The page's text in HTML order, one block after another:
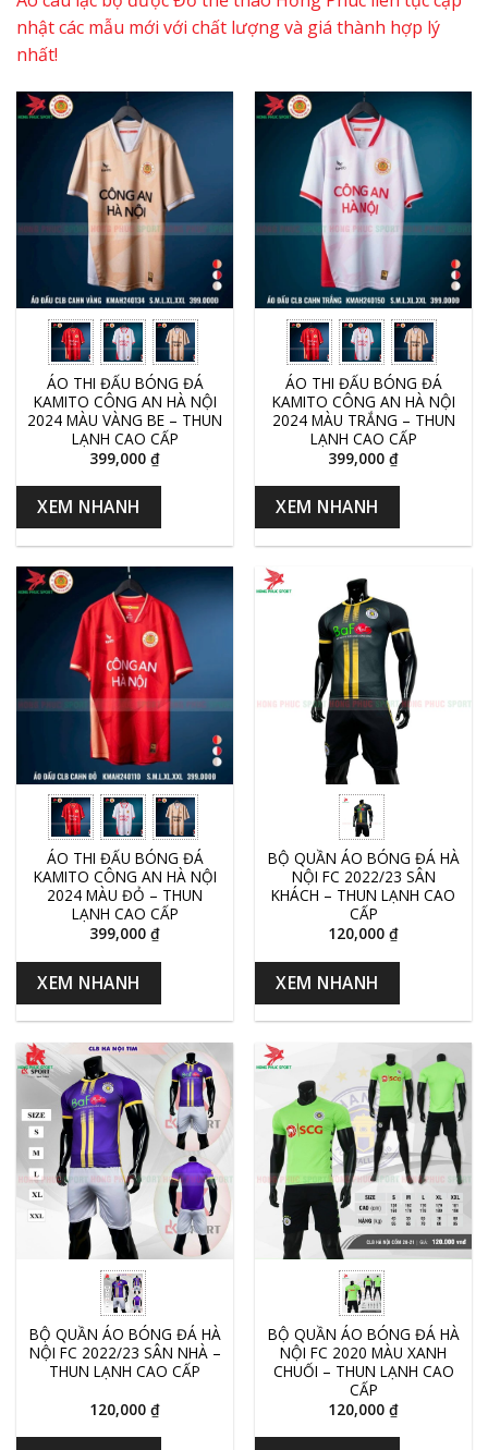
nhật các mẫu mới với chất lượng và giá thành hợp lý
nhất!
ÁO THI ĐẤU BÓNG ĐÁ
KAMITO CÔNG AN HÀ NỘI
2024 MÀU VÀNG BE – THUN
LẠNH CAO CẤP
399,000 ₫
XEM NHANH
ÁO THI ĐẤU BÓNG ĐÁ
KAMITO CÔNG AN HÀ NỘI
2024 MÀU TRẮNG – THUN
LẠNH CAO CẤP
399,000 ₫
XEM NHANH
ÁO THI ĐẤU BÓNG ĐÁ
KAMITO CÔNG AN HÀ NỘI
2024 MÀU ĐỎ – THUN
LẠNH CAO CẤP
399,000 ₫
XEM NHANH
BỘ QUẦN ÁO BÓNG ĐÁ HÀ
NỘI FC 2022/23 SÂN
KHÁCH – THUN LẠNH CAO
CẤP
120,000 ₫
XEM NHANH
BỘ QUẦN ÁO BÓNG ĐÁ HÀ
NỘI FC 2022/23 SÂN NHÀ –
THUN LẠNH CAO CẤP
120,000 ₫
BỘ QUẦN ÁO BÓNG ĐÁ HÀ
NỘI FC 2020 MÀU XANH
CHUỐI – THUN LẠNH CAO
CẤP
120,000 ₫